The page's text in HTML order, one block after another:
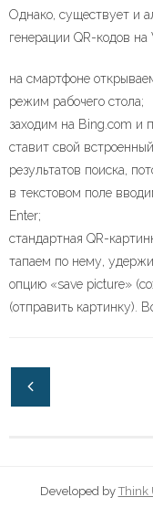
Однако, существует и
генерации QR-кодов
на смартфоне
режим рабочего стола;
заходим на Bing.com и
ставит свой
результатов поиска,
в текстовом поле
Enter;
стандартная QR-
тапаем по нему,
опцию «save picture»
(отправить картинку).
Developed byThink